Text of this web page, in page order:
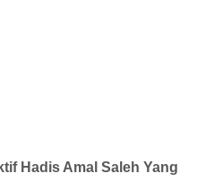
Hadis Amal Saleh Yang